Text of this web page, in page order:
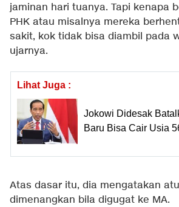
jaminan hari tuanya. Tapi kenapa
PHK atau misalnya mereka
sakit, kok tidak bisa diambil pada
ujarnya.
Lihat Juga :
Jokowi Didesak
Baru Bisa Cair Usia
Atas dasar itu, dia mengatakan
dimenangkan bila digugat ke MA.